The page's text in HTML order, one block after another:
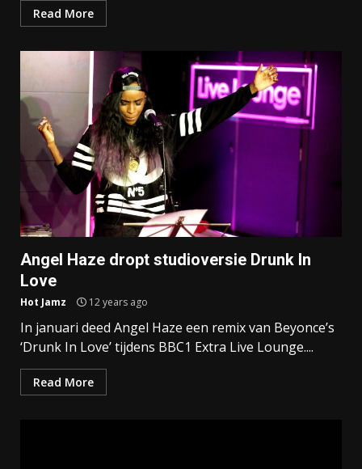
Read More
Angel Haze dropt studioversie Drunk In
Love
Hot Jamz 12 years ago
In januari deed Angel Haze een remix van Beyonce’s
‘Drunk In Love’ tijdens BBC1 Extra Live Lounge....
Read More